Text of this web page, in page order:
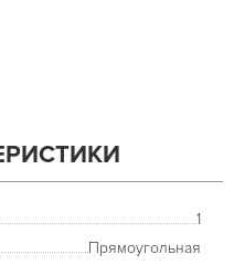
1
Прямоугольная